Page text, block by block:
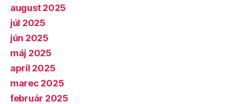
august 2025
júl 2025
jún 2025
máj 2025
apríl 2025
marec 2025
február 2025